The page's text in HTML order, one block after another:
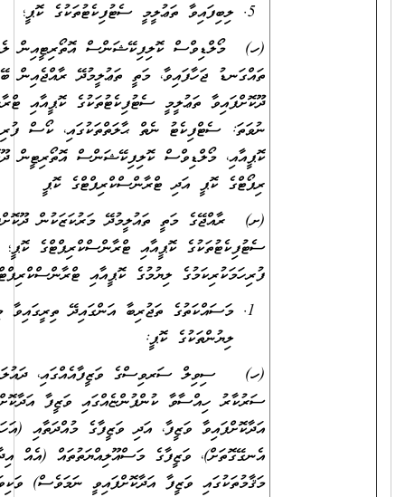
ލިބިފައިވާ ތަޢުލީމީ ސެޓުފިކެޓުތަކުގެ ކޮޕީ؛
(ހ) މޯލްޑިވްސް ކޮލިފިކޭޝަންސް އޮތޯރިޓީއިން ލެވަލް ކަނޑައަޅައި
ތައްގަނޑު ޖަހާފައިވާ، މަތީ ތަޢުލީމުދޭ ރާއްޖެއިން ބޭރުގެ މަރުކަޒަކުން
ދޫކޮށްފައިވާ ތަޢުލީމީ ސެޓުފިކެޓުތަކުގެ ކޮޕީއާއި ޓްރާންސްކްރިޕްޓުގެ ކޮޕީ؛
ނުވަތަ: ސެޓްފިކެޓު ނެތް ޙާލަތްތަކުގައި، ކޯސް ފުރިހަމަކުރިކަމުގެ ލިޔުމުގެ
ކޮޕީއާއި، މޯލްޑިވްސް ކޮލިފިކޭޝަންސް އޮތޯރިޓީން ދޫކޮށްފައިވާ އެސެސްމަންޓް
ރިޕޯޓްގެ ކޮޕީ އަދި ޓްރާންސްކްރިޕްޓްގެ ކޮޕީ
(ށ) ރާއްޖޭގެ މަތީ ތައުލީމުދޭ މަރުކަޒަކުން ދޫކޮށްފައިވާ ތައުލީމީ
ސެޓުފިކެޓުތަކުގެ ކޮޕީއާއި ޓްރާންސްކްރިޕްޓްގެ ކޮޕީ؛ ނުވަތަ ކޯސް
ފުރިހަމަކުރިކަމުގެ ލިޔުމުގެ ކޮޕީއާއި ޓްރާންސްކްރިޕްޓްގެ ކޮޕީ.
މަސައްކަތުގެ ތަޖުރިބާ އަންގައިދޭ ތިރީގައިވާ މިންގަނޑަށް ފެތޭ
(ހ) ސިވިލް ސަރވިސްގެ ވަޒީފާއެއްގައި، ދައުލަތުގެ މުއައްސަސާއެއްގައި،
ސަރުކާރު ހިއްސާވާ ކުންފުންޏެއްގައި ވަޒީފާ އަދާކޮށްފައިވާ ނަމަ
އަދާކޮށްފައިވާ ވަޒީފާ، އަދި ވަޒީފާގެ މުއްދަތާއި (އަހަރާއި މަހާއި ދުވަސް
އެނގޭގޮތަށް)، ވަޒީފާގެ މަސްއޫލިއްޔަތުތައް (އެއް އިދާރާއެއްގެ ތަފާތު
މަޤާމުތަކުގައި ވަޒީފާ އަދާކޮށްފައިވީ ނަމަވެސް) ވަކިވަކިން ބަޔާންކޮށް އެ